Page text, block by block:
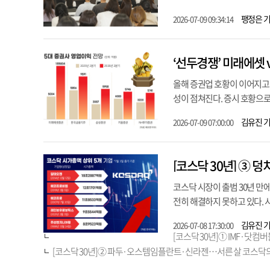
2026-07-09 09:34:14 팽정은
‘선두경쟁’ 미래에
올해 증권업 호황이 이어지
성이 점쳐진다. 증시 호황으
2026-07-09 07:00:00 김유진
[코스닥 30년] ③ 덩
코스닥 시장이 출범 30년 만
전히 해결하지 못하고 있다.
2026-07-08 17:30:00 김유진
[코스닥 30년]① IMF·닷컴버
[코스닥 30년]② 파두·오스템임플란트·신라젠…서른 살 코스닥